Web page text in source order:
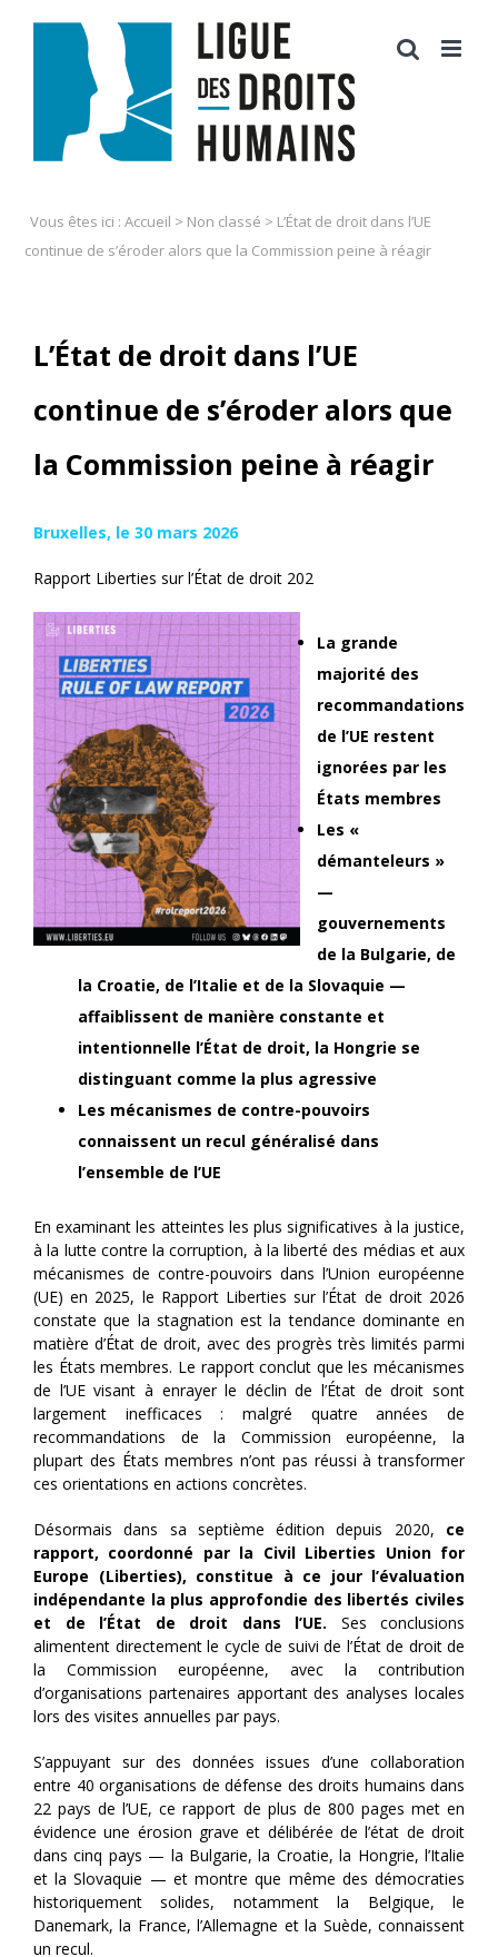
Vous êtes ici : Accueil > Non classé > L’État de droit dans l’UE
continue de s’éroder alors que la Commission peine à réagir
L’État de droit dans l’UE
continue de s’éroder alors que
la Commission peine à réagir
Bruxelles, le 30 mars 2026
Rapport Liberties sur l’État de droit 202
La grande
majorité des
recommandations
de l’UE restent
ignorées par les
États membres
Les «
démanteleurs »
—
gouvernements
de la Bulgarie, de
la Croatie, de l’Italie et de la Slovaquie —
affaiblissent de manière constante et
intentionnelle l’État de droit, la Hongrie se
distinguant comme la plus agressive
Les mécanismes de contre-pouvoirs
connaissent un recul généralisé dans
l’ensemble de l’UE
En examinant les atteintes les plus significatives à la justice,
à la lutte contre la corruption, à la liberté des médias et aux
mécanismes de contre-pouvoirs dans l’Union européenne
(UE) en 2025, le Rapport Liberties sur l’État de droit 2026
constate que la stagnation est la tendance dominante en
matière d’État de droit, avec des progrès très limités parmi
les États membres. Le rapport conclut que les mécanismes
de l’UE visant à enrayer le déclin de l’État de droit sont
largement inefficaces : malgré quatre années de
recommandations de la Commission européenne, la
plupart des États membres n’ont pas réussi à transformer
ces orientations en actions concrètes.
Désormais dans sa septième édition depuis 2020, ce
rapport, coordonné par la Civil Liberties Union for
Europe (Liberties), constitue à ce jour l’évaluation
indépendante la plus approfondie des libertés civiles
et de l’État de droit dans l’UE. Ses conclusions
alimentent directement le cycle de suivi de l’État de droit de
la Commission européenne, avec la contribution
d’organisations partenaires apportant des analyses locales
lors des visites annuelles par pays.
S’appuyant sur des données issues d’une collaboration
entre 40 organisations de défense des droits humains dans
22 pays de l’UE, ce rapport de plus de 800 pages met en
évidence une érosion grave et délibérée de l’état de droit
dans cinq pays — la Bulgarie, la Croatie, la Hongrie, l’Italie
et la Slovaquie — et montre que même des démocraties
historiquement solides, notamment la Belgique, le
Danemark, la France, l’Allemagne et la Suède, connaissent
un recul.